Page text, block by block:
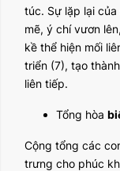
túc. Sự lặp lại của
mẽ, ý chí vươn
kề thể hiện mối
triển (7), tạo
liên tiếp.
Tổng hòa
Cộng tổng các
trưng cho phúc